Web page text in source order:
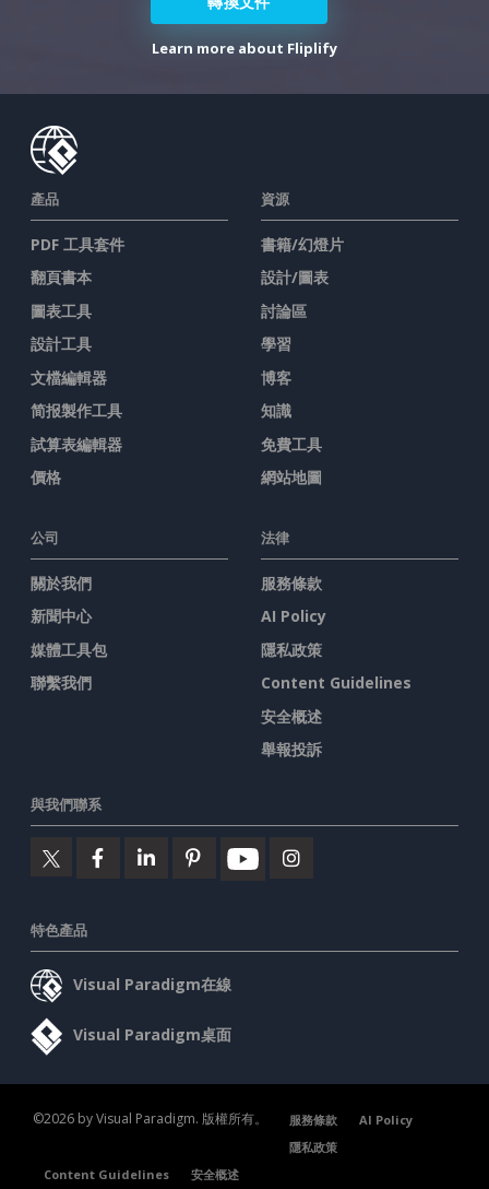
Learn more about Fliplify
產品
PDF 工具套件
翻頁書本
圖表工具
設計工具
文檔編輯器
简报製作工具
試算表編輯器
價格
資源
書籍/幻燈片
設計/圖表
討論區
學習
博客
知識
免費工具
網站地圖
公司
關於我們
新聞中心
媒體工具包
聯繫我們
法律
服務條款
AI Policy
隱私政策
Content Guidelines
安全概述
舉報投訴
與我們聯系
特色產品
Visual Paradigm在線
Visual Paradigm桌面
©2026 by Visual Paradigm. 版權所有。 服務條款
AI Policy
隱私政策
Content Guidelines
安全概述